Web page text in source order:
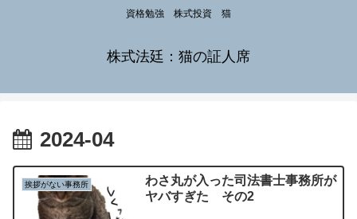
資格勉強 株式投資 猫
株式法廷：猫の証人席
2024-04
挨拶がない事務所
わさ丸が入った司法書士事務所が
ヤバすぎた その2